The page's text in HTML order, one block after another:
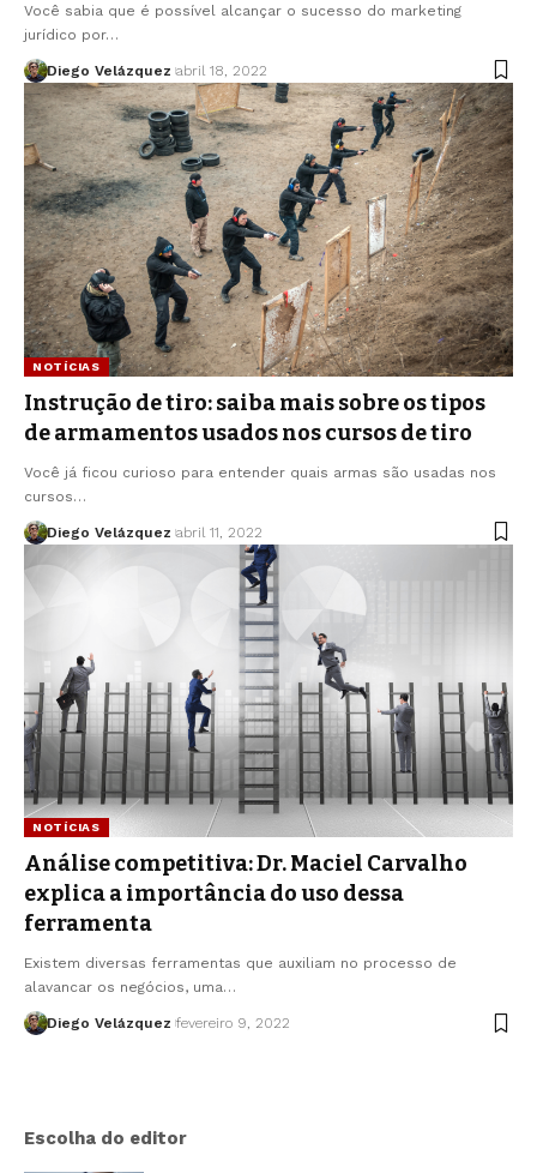
Você sabia que é possível alcançar o sucesso do marketing
jurídico por…
Diego Velázquez abril 18, 2022
NOTÍCIAS
Instrução de tiro: saiba mais sobre os tipos
de armamentos usados nos cursos de tiro
Você já ficou curioso para entender quais armas são usadas nos
cursos…
Diego Velázquez abril 11, 2022
NOTÍCIAS
Análise competitiva: Dr. Maciel Carvalho
explica a importância do uso dessa
ferramenta
Existem diversas ferramentas que auxiliam no processo de
alavancar os negócios, uma…
Diego Velázquez fevereiro 9, 2022
Escolha do editor